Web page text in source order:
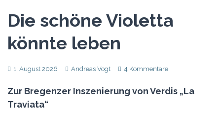
Die schöne Violetta
könnte leben
1. August 2026 Andreas Vogt 4 Kommentare
Zur Bregenzer Inszenierung von Verdis „La
Traviata“